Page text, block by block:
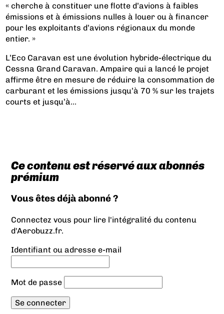
« cherche à constituer une flotte d’avions à faibles
émissions et à émissions nulles à louer ou à financer
pour les exploitants d’avions régionaux du monde
entier. »
L’Eco Caravan est une évolution hybride-électrique du
Cessna Grand Caravan. Ampaire qui a lancé le projet
affirme être en mesure de réduire la consommation de
carburant et les émissions jusqu’à 70 % sur les trajets
courts et jusqu’à...
Ce contenu est réservé aux abonnés
prémium
Vous êtes déjà abonné ?
Connectez vous pour lire l'intégralité du contenu
d'Aerobuzz.fr.
Identifiant ou adresse e-mail
Mot de passe